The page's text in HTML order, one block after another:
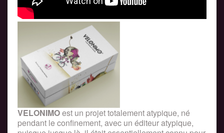
VELONIMOest un projet totalement atypique, né
pendant le confinement, avec un éditeur atypique,